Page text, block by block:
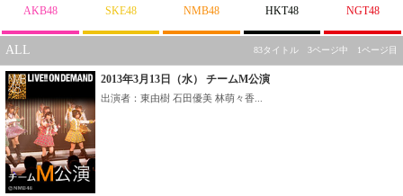
AKB48 SKE48 NMB48 HKT48 NGT48
ALL 83タイトル 3ページ中 1ページ目
2013年3月13日（水） チームM公演
出演者：東由樹 石田優美 林萌々香...